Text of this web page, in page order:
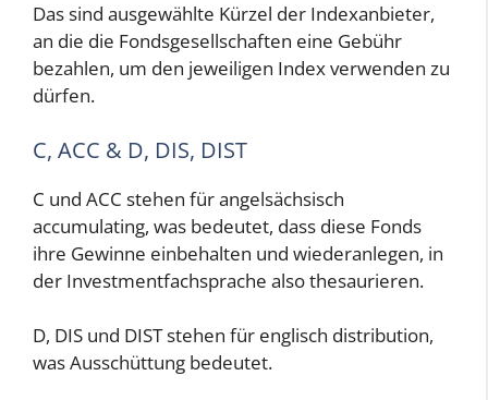
Das sind ausgewählte Kürzel der Indexanbieter,
an die die Fondsgesellschaften eine Gebühr
bezahlen, um den jeweiligen Index verwenden zu
dürfen.
C, ACC & D, DIS, DIST
C und ACC stehen für angelsächsisch
accumulating, was bedeutet, dass diese Fonds
ihre Gewinne einbehalten und wiederanlegen, in
der Investmentfachsprache also thesaurieren.
D, DIS und DIST stehen für englisch distribution,
was Ausschüttung bedeutet.